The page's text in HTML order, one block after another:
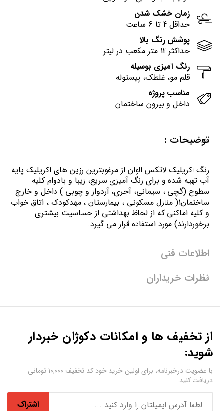
زمان خشک شدن
حداقل 4 تا 6 ساعت
پوشش رنگ بالا
حداکثر 12 متر مکعب در لیتر
رنگ آمیزی بوسیله
قلم مو، غلطک، پیستوله
مناسب پروژه
داخل و بیرون ساختمان
توضیحات :
رنگ اكريليك لاتكس الوان از مرغوبترين رزين هاي اكريليك پايه
آب تهيه شده و برای رنگ آمیزی سریع، زیبا و بادوام کلیه
سطوح (گچی ، سیمانی، آجری، آردواز و چوبی ) داخل و خارج
ساختمان1( منازل مسكوني ، بيمارستان ، مهدكودك ، اتاق خواب
و كليه اماكني كه از لحاظ بهداشتي از حساسيت بيشتري
برخوردارند) مورد استفاده قرار می گیرد.
اطلاعات فنی
نظرات خریداران
از تخفیف ها و امکانات دکوژان خبردار
شوید:
با عضویت درخبرنامه، برای اولین خرید خود کد تخفیف ۱۰,۰۰۰ تومانی
دریافت کنید.
اشتراک